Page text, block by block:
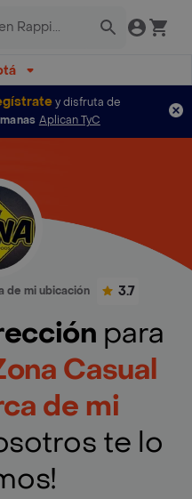
y disfruta de
Aplican TyC
de mi ubicación 3.7
para
Casual
de mi
te lo